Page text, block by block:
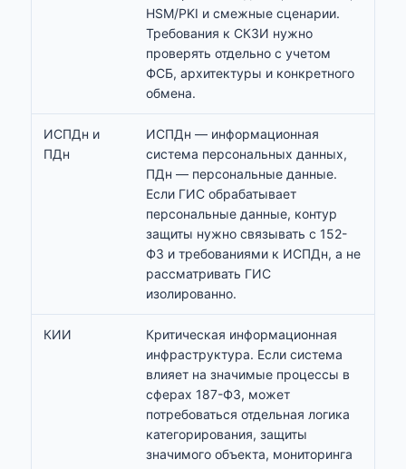
HSM/PKI и смежные сценарии.
Требования к СКЗИ нужно
проверять отдельно с учетом
ФСБ, архитектуры и конкретного
обмена.
ИСПДн и
ПДн
ИСПДн — информационная
система персональных данных,
ПДн — персональные данные.
Если ГИС обрабатывает
персональные данные, контур
защиты нужно связывать с 152-
ФЗ и требованиями к ИСПДн, а не
рассматривать ГИС
изолированно.
КИИ
Критическая информационная
инфраструктура. Если система
влияет на значимые процессы в
сферах 187-ФЗ, может
потребоваться отдельная логика
категорирования, защиты
значимого объекта, мониторинга